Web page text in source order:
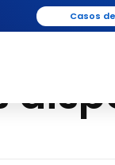
Casos